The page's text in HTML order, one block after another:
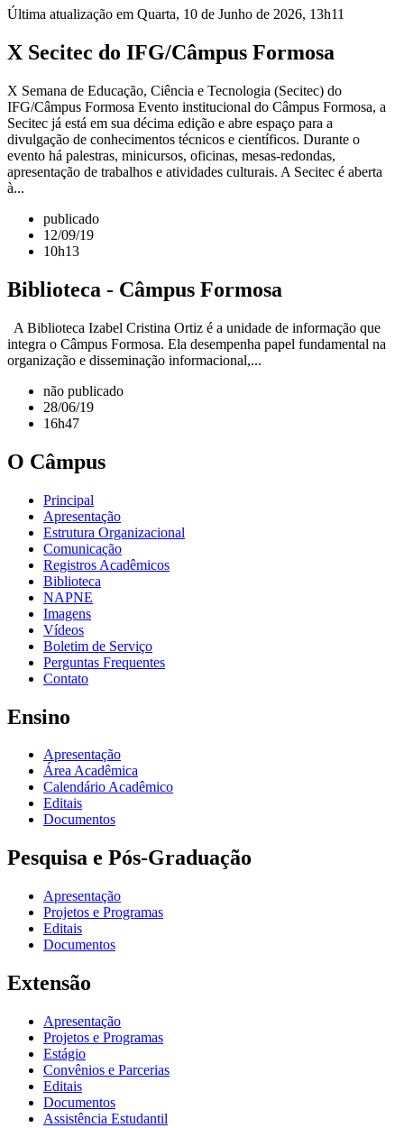
Última atualização em Quarta, 10 de Junho de 2026, 13h11
X Secitec do IFG/Câmpus Formosa
X Semana de Educação, Ciência e Tecnologia (Secitec) do
IFG/Câmpus Formosa Evento institucional do Câmpus Formosa, a
Secitec já está em sua décima edição e abre espaço para a
divulgação de conhecimentos técnicos e científicos. Durante o
evento há palestras, minicursos, oficinas, mesas-redondas,
apresentação de trabalhos e atividades culturais. A Secitec é aberta
à...
publicado
12/09/19
10h13
Biblioteca - Câmpus Formosa
A Biblioteca Izabel Cristina Ortiz é a unidade de informação que
integra o Câmpus Formosa. Ela desempenha papel fundamental na
organização e disseminação informacional,...
não publicado
28/06/19
16h47
O Câmpus
Principal
Apresentação
Estrutura Organizacional
Comunicação
Registros Acadêmicos
Biblioteca
NAPNE
Imagens
Vídeos
Boletim de Serviço
Perguntas Frequentes
Contato
Ensino
Apresentação
Área Acadêmica
Calendário Acadêmico
Editais
Documentos
Pesquisa e Pós-Graduação
Apresentação
Projetos e Programas
Editais
Documentos
Extensão
Apresentação
Projetos e Programas
Estágio
Convênios e Parcerias
Editais
Documentos
Assistência Estudantil